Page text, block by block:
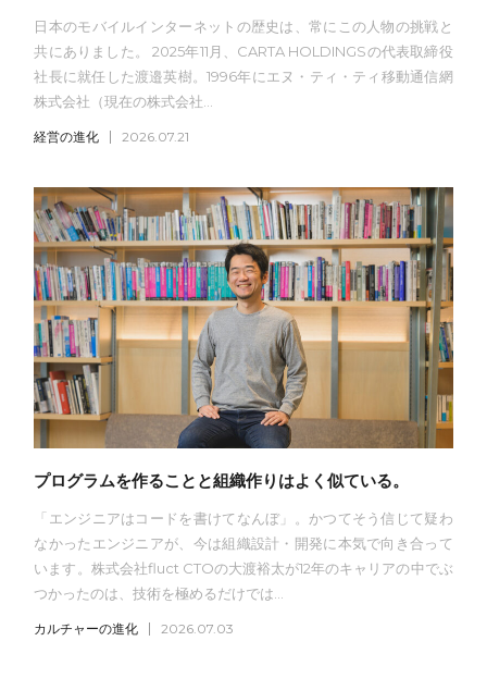
日本のモバイルインターネットの歴史は、常にこの人物の挑戦と
共にありました。 2025年11月、CARTA HOLDINGSの代表取締役
社長に就任した渡邉英樹。1996年にエヌ・ティ・ティ移動通信網
株式会社（現在の株式会社...
経営の進化 2026.07.21
プログラムを作ることと組織作りはよく似ている。
「エンジニアはコードを書けてなんぼ」。かつてそう信じて疑わ
なかったエンジニアが、今は組織設計・開発に本気で向き合って
います。株式会社fluct CTOの大渡裕太が12年のキャリアの中でぶ
つかったのは、技術を極めるだけでは...
カルチャーの進化 2026.07.03